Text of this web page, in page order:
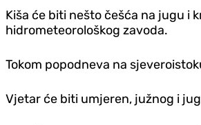
Kiša će biti nešto češća na jugu i
hidrometeorološkog zavoda.
Tokom popodneva na
Vjetar će biti umjeren, južnog i